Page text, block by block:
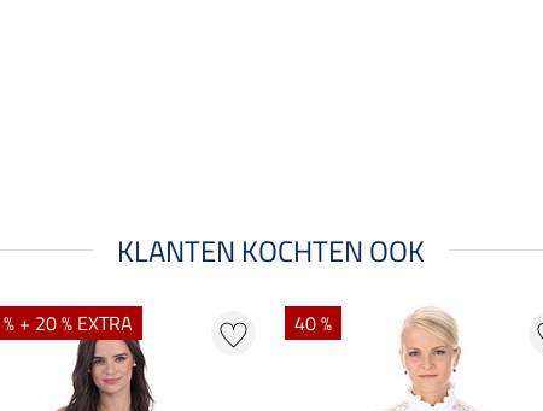
KLANTEN KOCHTEN OOK
+ 20 % EXTRA 40 %